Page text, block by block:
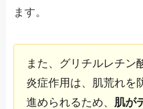
ます。
また、グリチルレチン
炎症作用は、肌荒れを
進められるため、 肌が